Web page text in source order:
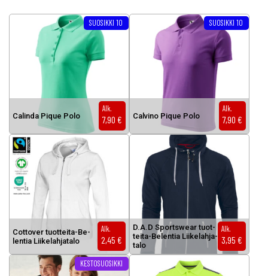
Ca­lin­da Pi­que Po­lo
Alk.
7,90 €
SUOSIKKI 10
Tällä tuotteella on useampi muunnelma. Voit tehdä valinnat
Cal­vi­no Pi­que Po­lo
Alk.
7,90 €
SUOSIKKI 10
Tällä tuotteella on useampi
Cot­to­ver tuot­tei­ta-Be­
len­tia Lii­ke­lah­ja­ta­lo
Alk.
2,45 €
D.A.D Sports­wear tuot­
tei­ta-Be­len­tia Lii­ke­lah­ja­
ta­lo
Alk.
3,95 €
KESTOSUOSIKKI